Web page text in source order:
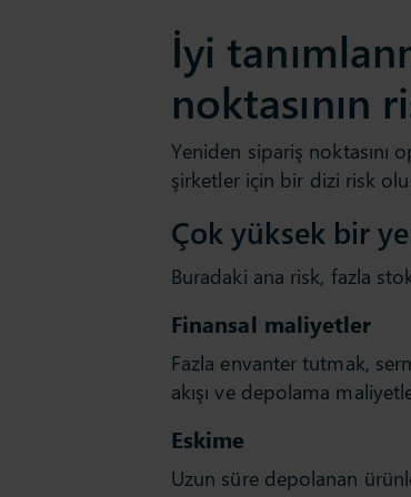
İyi
noktasının
Yeniden sipariş noktasını
şirketler için bir dizi risk
Çok yüksek bir
Buradaki ana risk, fazla
Finansal maliyetler
Fazla envanter tutmak,
akışı ve depolama
Eskime
Uzun süre depolanan